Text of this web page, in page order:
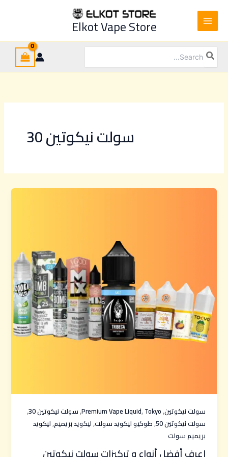
content
Elkot Vape Store
Search
for:
سولت نيكوتين 30
سولت نيكوتين,
Premium Vape Liquid,Tokyo
,سولت نيكوتين 30 ,
سولت نيكوتين 50 ,طوكيو ليكويد سولت,ليكويد بريميم,ليكويد
بريميم سولت
اعرف أفضل أنواع و تركيزات سولت نيكوتين